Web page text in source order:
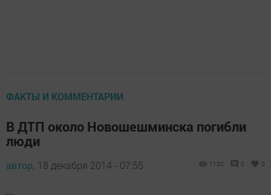
ФАКТЫ И КОММЕНТАРИИ
В ДТП около Новошешминска погибли
люди
автор, 18 декабря 2014 - 07:55 1132 0 0